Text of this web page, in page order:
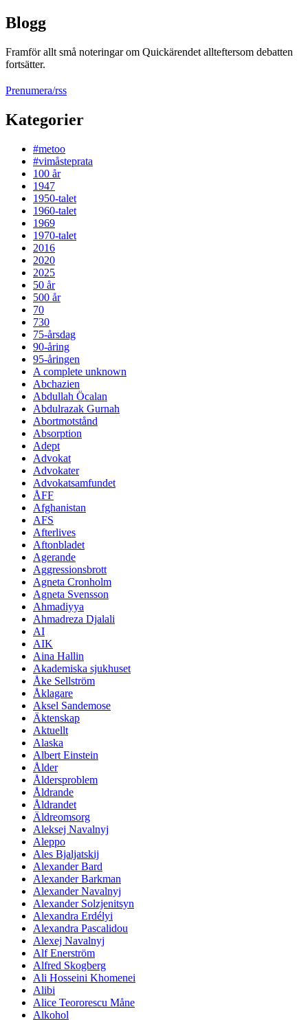
Blogg
Framför allt små noteringar om Quickärendet allteftersom debatten
fortsätter.
Prenumera/rss
Kategorier
#metoo
#vimåsteprata
100 år
1947
1950-talet
1960-talet
1969
1970-talet
2016
2020
2025
50 år
500 år
70
730
75-årsdag
90-åring
95-åringen
A complete unknown
Abchazien
Abdullah Öcalan
Abdulrazak Gurnah
Abortmotstånd
Absorption
Adept
Advokat
Advokater
Advokatsamfundet
ÅFF
Afghanistan
AFS
Afterlives
Aftonbladet
Agerande
Aggressionsbrott
Agneta Cronholm
Agneta Svensson
Ahmadiyya
Ahmadreza Djalali
AI
AIK
Aina Hallin
Akademiska sjukhuset
Åke Sellström
Åklagare
Aksel Sandemose
Äktenskap
Aktuellt
Alaska
Albert Einstein
Ålder
Åldersproblem
Åldrande
Åldrandet
Äldreomsorg
Aleksej Navalnyj
Aleppo
Ales Bjaljatskij
Alexander Bard
Alexander Barkman
Alexander Navalnyj
Alexander Solzjenitsyn
Alexandra Erdélyi
Alexandra Pascalidou
Alexej Navalnyj
Alf Enerström
Alfred Skogberg
Ali Hosseini Khomenei
Alibi
Alice Teororescu Måne
Alkohol